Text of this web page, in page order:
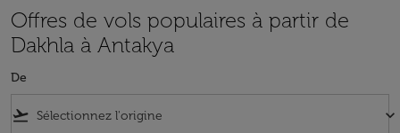
Offres de vols populaires à partir de
Dakhla à Antakya
De
flight_takeoff keyboard_arrow_down